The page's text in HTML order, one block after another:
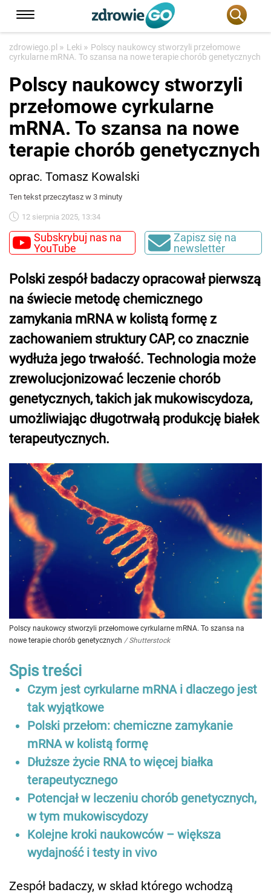
zdrowiego.pl » Leki » Polscy naukowcy stworzyli przełomowe
cyrkularne mRNA. To szansa na nowe terapie chorób genetycznych
Polscy naukowcy stworzyli
przełomowe cyrkularne
mRNA. To szansa na nowe
terapie chorób genetycznych
oprac. Tomasz Kowalski
Ten tekst przeczytasz w 3 minuty
12 sierpnia 2025, 13:34
Subskrybuj nas na
YouTube
Zapisz się na
newsletter
Polski zespół badaczy opracował pierwszą
na świecie metodę chemicznego
zamykania mRNA w kolistą formę z
zachowaniem struktury CAP, co znacznie
wydłuża jego trwałość. Technologia może
zrewolucjonizować leczenie chorób
genetycznych, takich jak mukowiscydoza,
umożliwiając długotrwałą produkcję białek
terapeutycznych.
Polscy naukowcy stworzyli przełomowe cyrkularne mRNA. To szansa na
nowe terapie chorób genetycznych / Shutterstock
Spis treści
Czym jest cyrkularne mRNA i dlaczego jest
tak wyjątkowe
Polski przełom: chemiczne zamykanie
mRNA w kolistą formę
Dłuższe życie RNA to więcej białka
terapeutycznego
Potencjał w leczeniu chorób genetycznych,
w tym mukowiscydozy
Kolejne kroki naukowców – większa
wydajność i testy in vivo
Zespół badaczy, w skład którego wchodzą